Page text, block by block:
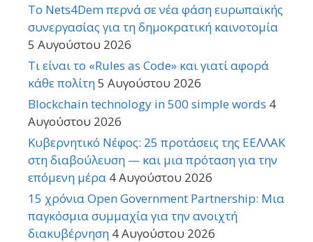
Το Nets4Dem περνά σε νέα φάση ευρωπαϊκής
συνεργασίας για τη δημοκρατική καινοτομία
5 Αυγούστου 2026
Τι είναι το «Rules as Code» και γιατί αφορά
κάθε πολίτη5 Αυγούστου 2026
Blockchain technology in 500 simple words 4
Αυγούστου 2026
Κυβερνητικό Νέφος: 25 προτάσεις της ΕΕΛΛΑΚ
στη διαβούλευση — και μια πρόταση για την
επόμενη μέρα 4 Αυγούστου 2026
15 χρόνια Open Government Partnership: Μια
παγκόσμια συμμαχία για την ανοιχτή
διακυβέρνηση 4 Αυγούστου 2026